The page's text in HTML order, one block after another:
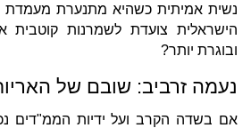
נשית אמיתית כשהיא מתנערת מעמדת
הישראלית צועדת לשמרנות קוטבית
ובוגרת יותר?
נעמה זרביב: שובם של
אם בשדה הקרב ועל ידיות הממ"דים